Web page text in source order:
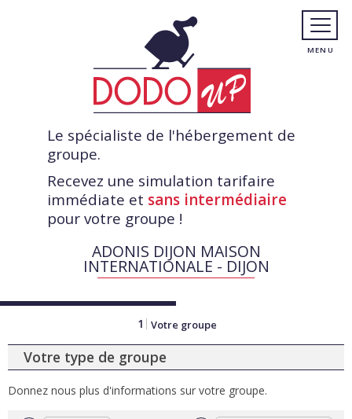
Le spécialiste de l'hébergement de
groupe.
Recevez une simulation tarifaire
immédiate et sans intermédiaire
pour votre groupe !
ADONIS DIJON MAISON
INTERNATIONALE - DIJON
1 Votre groupe
Votre type de groupe
Donnez nous plus d'informations sur votre groupe.